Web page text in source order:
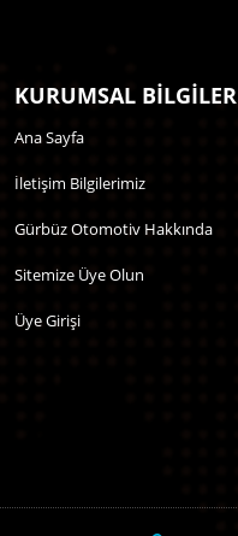
KURUMSAL BİLGİLER
Ana Sayfa
İletişim Bilgilerimiz
Gürbüz Otomotiv Hakkında
Sitemize Üye Olun
Üye Girişi